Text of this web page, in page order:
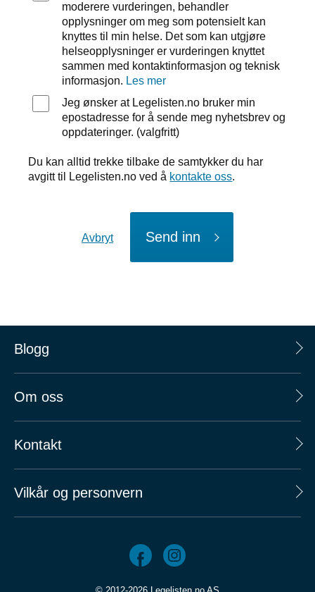
moderere vurderingen, behandler
opplysninger om meg som potensielt kan
knyttes til min helse. Det som kan utgjøre
helseopplysninger er vurderingen knyttet
sammen med kontaktinformasjon og teknisk
informasjon. Les mer
Jeg ønsker at Legelisten.no bruker min
epostadresse for å sende meg nyhetsbrev og
oppdateringer. (valgfritt)
Du kan alltid trekke tilbake de samtykker du har
avgitt til Legelisten.no ved å kontakte oss.
Avbryt Send inn
Blogg
Om oss
Kontakt
Vilkår og personvern